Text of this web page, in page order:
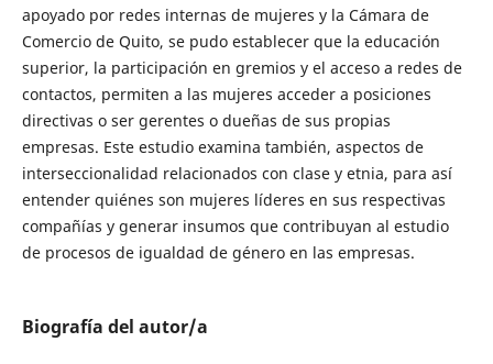
apoyado por redes internas de mujeres y la Cámara de
Comercio de Quito, se pudo establecer que la educación
superior, la participación en gremios y el acceso a redes de
contactos, permiten a las mujeres acceder a posiciones
directivas o ser gerentes o dueñas de sus propias
empresas. Este estudio examina también, aspectos de
interseccionalidad relacionados con clase y etnia, para así
entender quiénes son mujeres líderes en sus respectivas
compañías y generar insumos que contribuyan al estudio
de procesos de igualdad de género en las empresas.
Biografía del autor/a